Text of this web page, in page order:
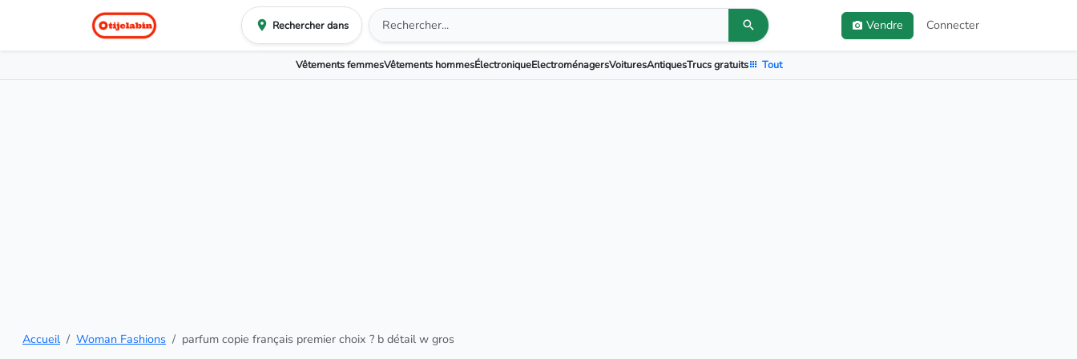
Rechercher dans Vendre Connecter
Vêtements femmesVêtements hommesÉlectroniqueElectroménagersVoituresAntiquesTrucs gratuits Tout
Accueil Woman Fashions parfum copie français premier choix ? b détail w gros